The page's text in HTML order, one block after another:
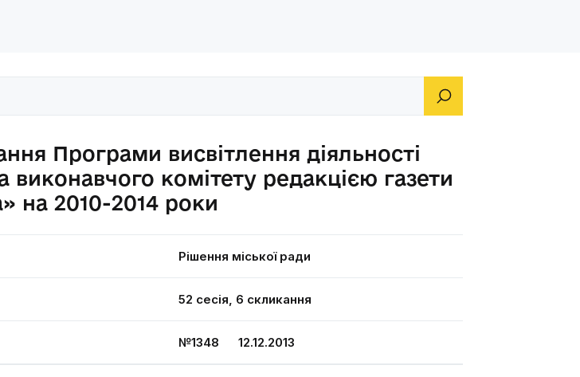
Програми висвітлення діяльності
виконавчого комітету редакцією газети
на 2010-2014 роки
Рішення міської ради
52 сесія, 6 скликання
№1348 12.12.2013